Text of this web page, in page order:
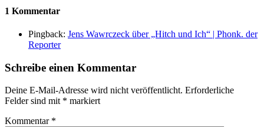
1 Kommentar
Pingback: Jens Wawrczeck über „Hitch und Ich“ | Phonk. der
Reporter
Schreibe einen Kommentar
Deine E-Mail-Adresse wird nicht veröffentlicht. Erforderliche
Felder sind mit * markiert
Kommentar *